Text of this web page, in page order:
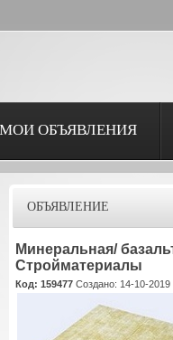
МОИ ОБЪЯВЛЕНИЯ
ОБЪЯВЛЕНИЕ
Минеральная/
Стройматериалы
Код: 159477 Создано: 14-10-2019